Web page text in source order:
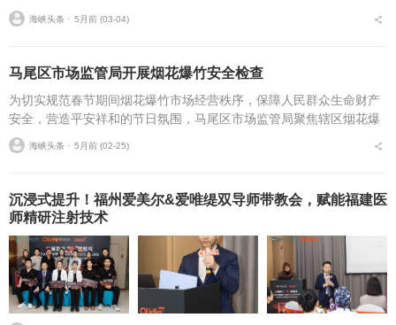
组织开展2026年食品安全监管舆情案例与舆情处置培训，局领导班子
及各科所...
海峡头条 ⋅ 5月前 (03-04)
马尾区市场监管局开展烟花爆竹安全检查
为切实规范春节期间烟花爆竹市场经营秩序，保障人民群众生命财产
安全，营造平安祥和的节日氛围，马尾区市场监管局聚焦辖区烟花爆
竹零售环节，开展专项执法检查，从严从细排查安全隐患，守住节日
安全底线。春节期间，...
海峡头条 ⋅ 5月前 (02-25)
沉浸式提升！福州爱美尔&爱唯缇双导师带教会，赋能福建医
师精研注射技术